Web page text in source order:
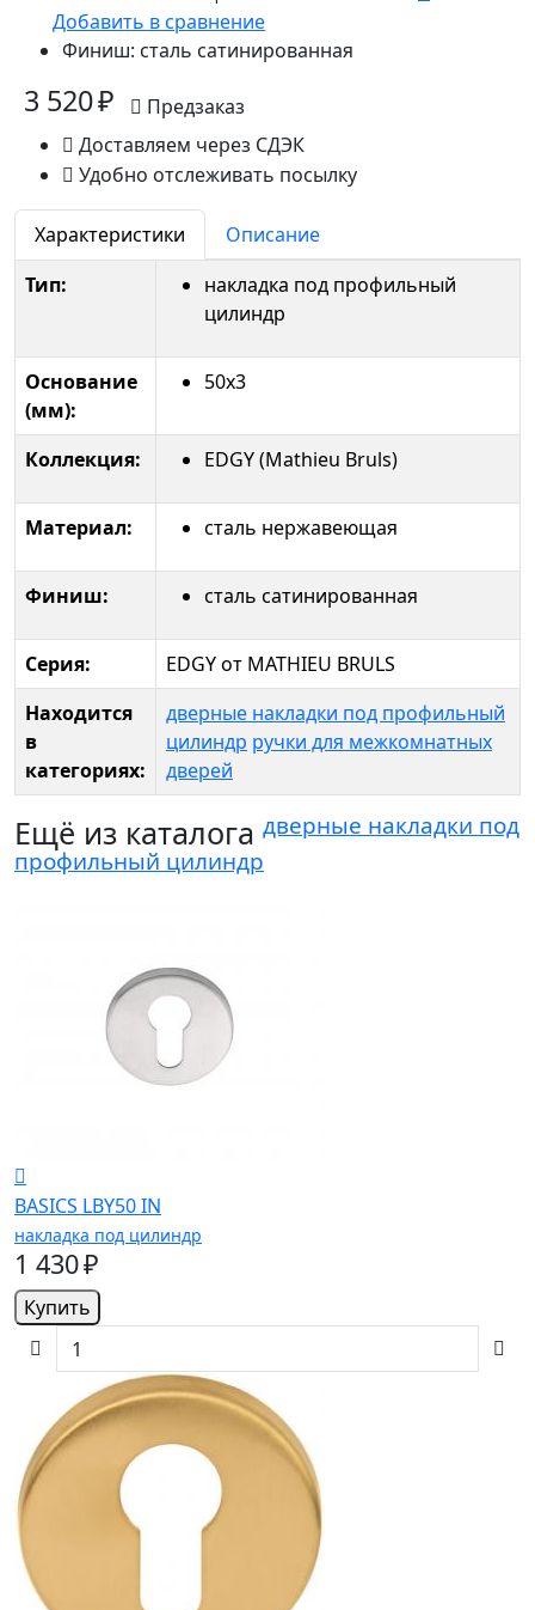
Добавить в сравнение
Финиш: сталь сатинированная
3 520 ₽
Предзаказ
Доставляем через СДЭК
Удобно отслеживать посылку
Характеристики
Описание
Тип:
накладка под профильный
цилиндр
Основание
(мм):
50x3
Коллекция: EDGY (Mathieu Bruls)
Материал: сталь нержавеющая
Финиш: сталь сатинированная
Серия:
EDGY от MATHIEU BRULS
Находится
в
категориях:
дверные накладки под профильный
цилиндр ручки для межкомнатных
дверей
Ещё из каталога дверные накладки под
профильный цилиндр
BASICS LBY50 IN
накладка под цилиндр
1 430 ₽
Купить